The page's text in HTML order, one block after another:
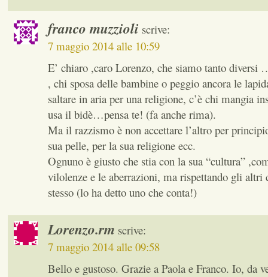
franco muzzioli scrive:
7 maggio 2014 alle 10:59
E’ chiaro ,caro Lorenzo, che siamo tanto diversi
, chi sposa delle bambine o peggio ancora le
saltare in aria per una religione, c’è chi mangia
usa il bidè…pensa te! (fa anche rima).
Ma il razzismo è non accettare l’altro per
sua pelle, per la sua religione ecc.
Ognuno è giusto che stia con la sua “cultura”
vilolenze e le aberrazioni, ma rispettando gli altri
stesso (lo ha detto uno che conta!)
Lorenzo.rm scrive:
7 maggio 2014 alle 09:58
Bello e gustoso. Grazie a Paola e Franco. Io, da